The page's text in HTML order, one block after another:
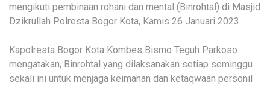
mengikuti pembinaan rohani dan mental (Binrohtal) di Masjid
Dzikrullah Polresta Bogor Kota, Kamis 26 Januari 2023.
Kapolresta Bogor Kota Kombes Bismo Teguh Parkoso
mengatakan, Binrohtal yang dilaksanakan setiap seminggu
sekali ini untuk menjaga keimanan dan ketaqwaan personil